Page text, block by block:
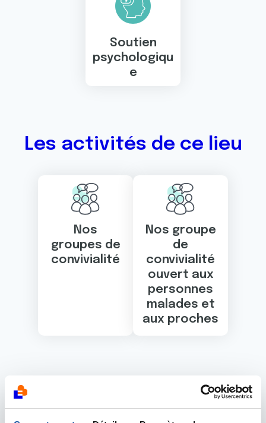
Soutien
psychologiqu
e
Les activités de ce lieu
Nos
groupes de
convivialité
Nos groupe
de
convivialité
ouvert aux
personnes
malades et
aux proches
Les événements
proposés par ce lieu